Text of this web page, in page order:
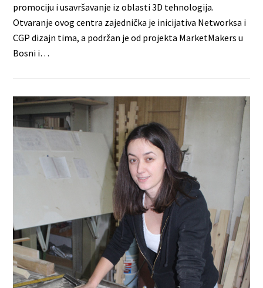
promociju i usavršavanje iz oblasti 3D tehnologija.
Otvaranje ovog centra zajednička je inicijativa Networksa i
CGP dizajn tima, a podržan je od projekta MarketMakers u
Bosni i…